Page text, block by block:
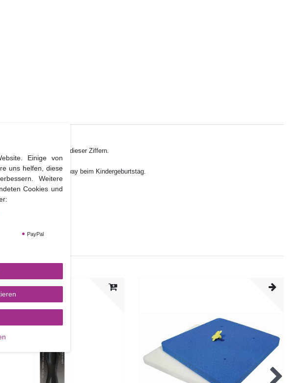
Sie viele Varianten dieser Ziffern.
z.B. als Giveaway beim Kindergeburtstag.
Einige von
uns helfen, diese
Weitere
Cookies und
PayPal